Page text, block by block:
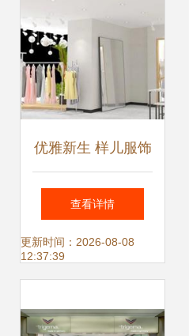
优雅新生 样儿服饰
携第四代终端形象
店重塑时尚体验
查看详情
更新时间：2026-08-08
12:37:39